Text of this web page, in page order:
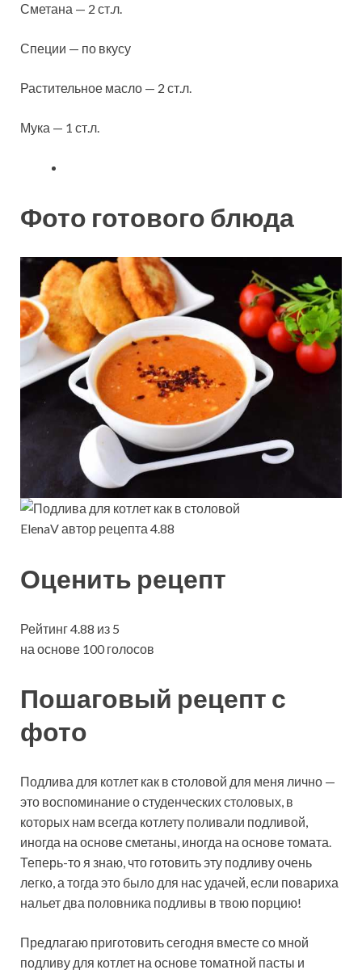
Сметана — 2 ст.л.
Специи — по вкусу
Растительное масло — 2 ст.л.
Мука — 1 ст.л.
Фото готового блюда
ElenaV автор рецепта 4.88
Оценить рецепт
Рейтинг 4.88 из 5
на основе 100 голосов
Пошаговый рецепт с
фото
Подлива для котлет как в столовой для меня лично —
это воспоминание о студенческих столовых, в
которых нам всегда котлету поливали подливой,
иногда на основе сметаны, иногда на основе томата.
Теперь-то я знаю, что готовить эту подливу очень
легко, а тогда это было для нас удачей, если повариха
нальет два половника подливы в твою порцию!
Предлагаю приготовить сегодня вместе со мной
подливу для котлет на основе томатной пасты и